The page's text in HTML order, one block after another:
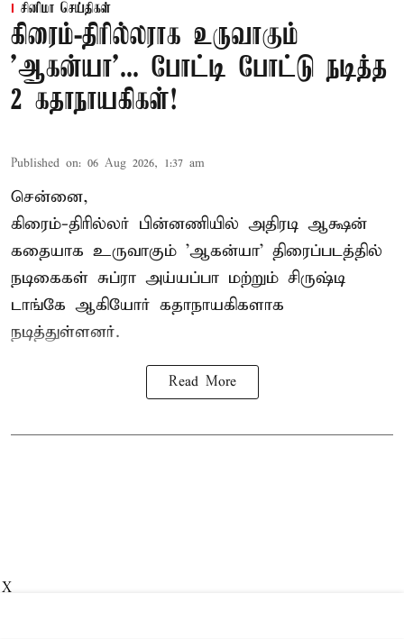
சினிமா செய்திகள்
கிரைம்-திரில்லராக உருவாகும்
'ஆகன்யா'... போட்டி போட்டு நடித்த
2 கதாநாயகிகள்!
Published on: 06 Aug 2026, 1:37 am
சென்னை,
கிரைம்-திரில்லர் பின்னணியில் அதிரடி ஆக்ஷன்
கதையாக உருவாகும் 'ஆகன்யா' திரைப்படத்தில்
நடிகைகள் சுப்ரா அய்யப்பா மற்றும் சிருஷ்டி
டாங்கே ஆகியோர் கதாநாயகிகளாக
நடித்துள்ளனர்.
Read More
X